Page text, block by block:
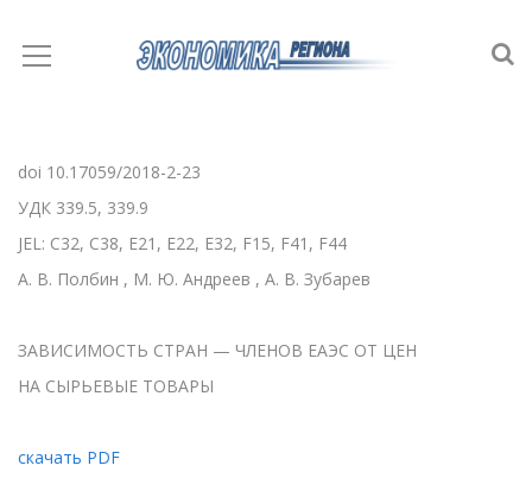
doi 10.17059/2018-2-23
УДК 339.5, 339.9
JEL: C32, C38, E21, E22, E32, F15, F41, F44
А. В. Полбин , М. Ю. Андреев , А. В. Зубарев
ЗАВИСИМОСТЬ СТРАН — ЧЛЕНОВ ЕАЭС ОТ ЦЕН
НА СЫРЬЕВЫЕ ТОВАРЫ
скачать PDF